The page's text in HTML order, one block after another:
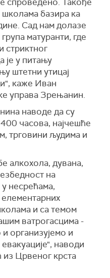
базира ка
Сад нам долазе
матуранти, где
стриктног
је у питању
штетни утицај
каже Иван
управа Зрењанин.
наводе да су
часова, најчешће
трговини људима и
алкохола, дувана,
на
несрећама,
и са темом
ватрогасцима -
организујемо и
наводи
из Црвеног крста